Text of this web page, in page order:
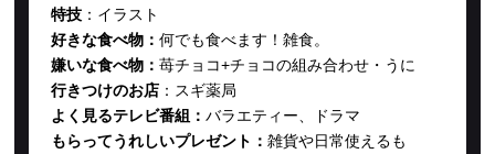
特技 ： イラスト
好きな食べ物：何でも食べます！雑食。
嫌いな食べ物：苺チョコ+チョコの組み合わせ・うに
行きつけのお店 ： スギ薬局
よく見るテレビ番組：バラエティー、ドラマ
もらってうれしいプレゼント：雑貨や日常使えるも